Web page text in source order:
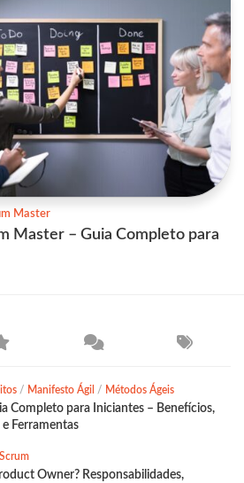
Master
Master – Guia Completo para
/ Manifesto Ágil / Métodos Ágeis
Completo para Iniciantes – Benefícios,
Ferramentas
Scrum
Owner? Responsabilidades,